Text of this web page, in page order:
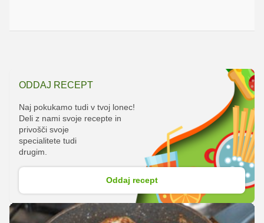
ODDAJ RECEPT
Naj pokukamo tudi v tvoj lonec!
Deli z nami svoje recepte in
privošči svoje
specialitete tudi
drugim.
Oddaj recept